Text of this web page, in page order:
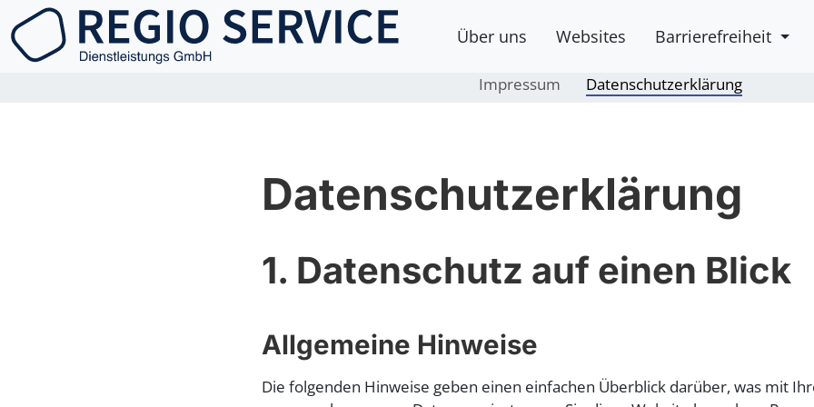
Über uns Websites Barrierefreiheit
Impressum Datenschutzerklärung
Datenschutzerklärung
1. Datenschutz auf einen Blick
Allgemeine Hinweise
Die folgenden Hinweise geben einen einfachen Überblick darüber, was mit